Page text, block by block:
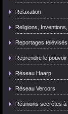
Relaxation
Religions,
Reportages télévisés
Reprendre le pouvoir
Réseau Haarp
Réseau Vercors
Réunions secrètes à